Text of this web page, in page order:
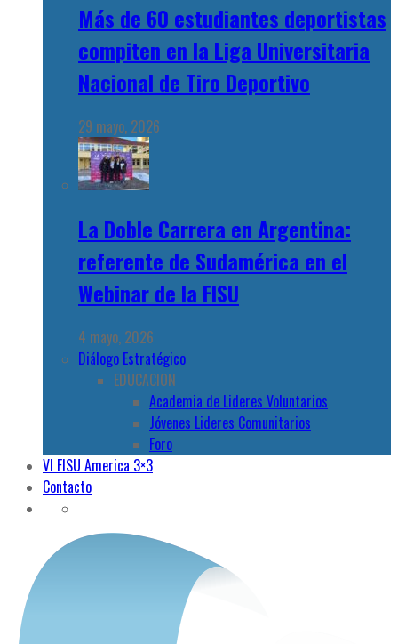
Más de 60 estudiantes deportistas
compiten en la Liga Universitaria
Nacional de Tiro Deportivo
29 mayo, 2026
La Doble Carrera en Argentina:
referente de Sudamérica en el
Webinar de la FISU
4 mayo, 2026
Diálogo Estratégico
EDUCACION
Academia de Lideres Voluntarios
Jóvenes Lideres Comunitarios
Foro
VI FISU America 3×3
Contacto